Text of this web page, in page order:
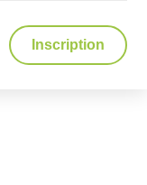
Inscription